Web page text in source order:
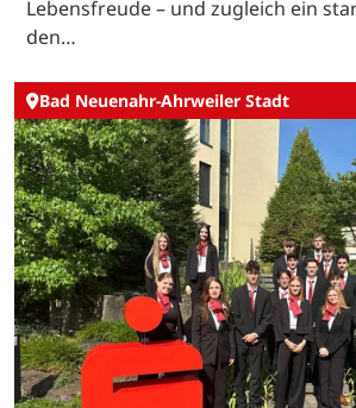
Lebensfreude – und zugleich ein
den…
Bad Neuenahr-Ahrweiler Stadt